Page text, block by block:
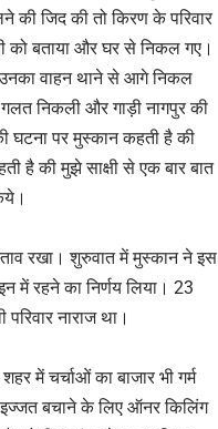
की जिद की तो किरण के परिवार
को बताया और घर से निकल गए।
उनका वाहन थाने से आगे निकल
निकली और गाड़ी नागपुर की
घटना पर मुस्कान कहती है की
है की मुझे साक्षी से एक बार बात
रखा। शुरुवात में मुस्कान ने इस
में रहने का निर्णय लिया। 23
नाराज था।
में चर्चाओं का बाजार भी गर्म
इज्जत बचाने के लिए ऑनर किलिंग